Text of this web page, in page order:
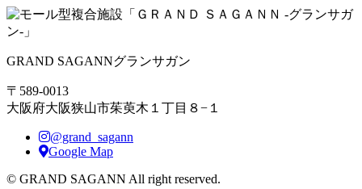
GRAND SAGANNグランサガン
〒589-0013
大阪府大阪狭山市茱萸木１丁目８−１
@grand_sagann
Google Map
© GRAND SAGANN All right reserved.